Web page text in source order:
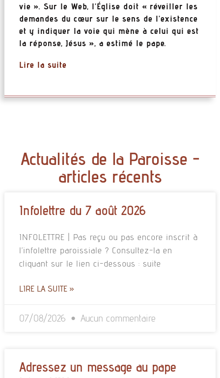
vie ». Sur le Web, l’Église doit « réveiller les
demandes du cœur sur le sens de l’existence
et y indiquer la voie qui mène à celui qui est
la réponse, Jésus », a estimé le pape.
Lire la suite
Actualités de la Paroisse -
articles récents
Infolettre du 7 août 2026
INFOLETTRE | Pas reçu ou pas encore inscrit à
l’infolettre paroissiale ? Consultez-la en
cliquant sur le lien ci-dessous : suite
LIRE LA SUITE »
07/08/2026 Aucun commentaire
Adressez un message au pape